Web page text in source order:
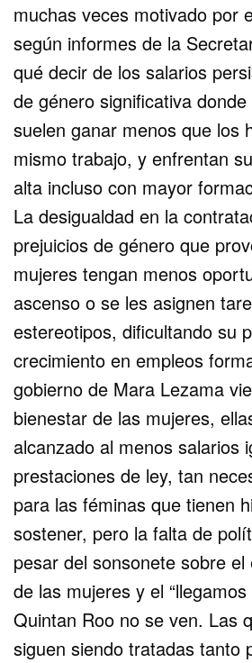
muchas veces motivado por
según informes de la
qué decir de los salarios
de género significativa
suelen ganar menos que los
mismo trabajo, y enfrentan
alta incluso con mayor
La desigualdad en la
prejuicios de género que
mujeres tengan menos
ascenso o se les asignen
estereotipos, dificultando su
crecimiento en empleos
gobierno de Mara Lezama
bienestar de las mujeres,
alcanzado al menos salarios
prestaciones de ley, tan
para las féminas que tienen
sostener, pero la falta de
pesar del sonsonete sobre
de las mujeres y el “llegamos
Quintan Roo no se ven. Las
siguen siendo tratadas tanto